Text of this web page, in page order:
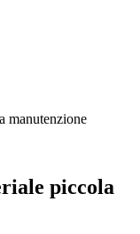
manutenzione
piccola